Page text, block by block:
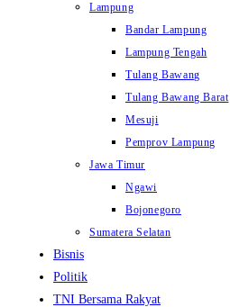
Lampung
Bandar Lampung
Lampung Tengah
Tulang Bawang
Tulang Bawang Barat
Mesuji
Pemprov Lampung
Jawa Timur
Ngawi
Bojonegoro
Sumatera Selatan
Bisnis
Politik
TNI Bersama Rakyat